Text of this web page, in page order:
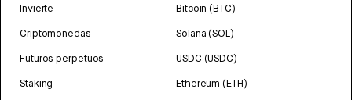
Invierte
Criptomonedas
Futuros perpetuos
Staking
Bitcoin (BTC)
Solana (SOL)
USDC (USDC)
Ethereum (ETH)